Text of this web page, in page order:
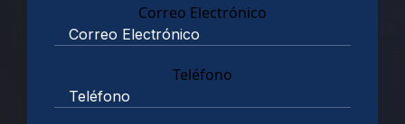
Correo Electrónico
Teléfono